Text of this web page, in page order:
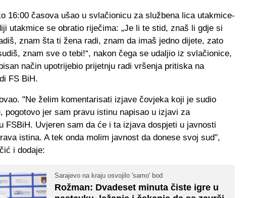
16:00 časova ušao u svlačionicu za službena lica utakmice-
utakmice se obratio riječima: „Je li te stid, znaš li gdje si
znam šta ti žena radi, znam da imaš jedno dijete, zato
znam sve o tebi!“, nakon čega se udaljio iz svlačionice,
način upotrijebio prijetnju radi vršenja pritiska na
FS BiH.
"Ne želim komentarisati izjave čovjeka koji je sudio
pogotovo jer sam pravu istinu napisao u izjavi za
FSBiH. Uvjeren sam da će i ta izjava dospjeti u javnosti
istina. A tek onda molim javnost da donese svoj sud",
i dodaje:
Sarajevo na kraju osvojilo 'samo' bod
Rožman: Dvadeset minuta čiste igre u